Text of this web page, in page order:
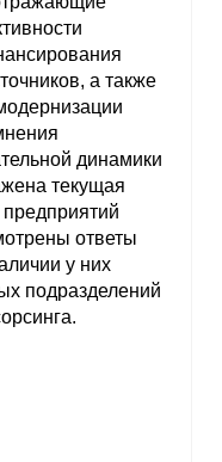
а также
динамики
текущая
ответы
у них
подразделений